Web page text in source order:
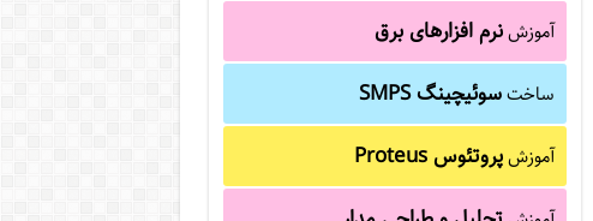
آموزشنرم افزارهای برق
ساختسوئیچینگ SMPS
آموزشپروتئوس Proteus